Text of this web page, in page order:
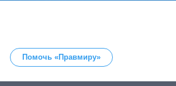
Помочь «Правмиру»